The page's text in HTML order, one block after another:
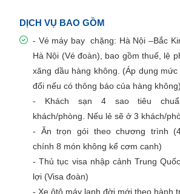
DỊCH VỤ BAO GỒM
- Vé máy bay chặng: Hà Nội –Bắc
Hà Nội (Vé đoàn), bao gồm thuế, lệ
xăng dầu hàng không. (Áp dụng
đổi nếu có thông báo của hàng không).
- Khách sạn 4 sao tiêu
khách/phòng. Nếu lẻ sẽ ở 3 khách/
- Ăn trọn gói theo chương trình
chính 8 món không kể cơm canh)
- Thủ tục visa nhập cảnh Trung
lợi (Visa đoàn)
- Xe ôtô máy lạnh đời mới theo hành